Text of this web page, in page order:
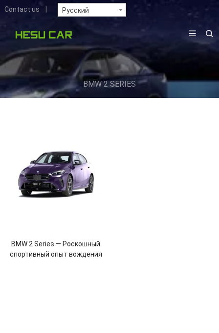
Contact us Русский
BMW 2 SERIES
BMW 2 Series — Роскошный
спортивный опыт вождения